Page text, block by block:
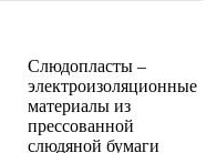
Слюдопласты –
электроизоляционные
материалы из
прессованной
слюдяной бумаги